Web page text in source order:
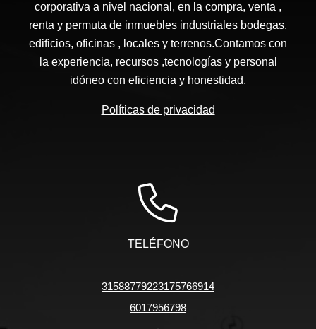
corporativa a nivel nacional, en la compra, venta ,
renta y permuta de inmuebles industriales bodegas,
edificios, oficinas , locales y terrenos.Contamos con
la experiencia, recursos ,tecnologías y personal
idóneo con eficiencia y honestidad.
Políticas de privacidad
TELÉFONO
31588779223175766914
6017956798